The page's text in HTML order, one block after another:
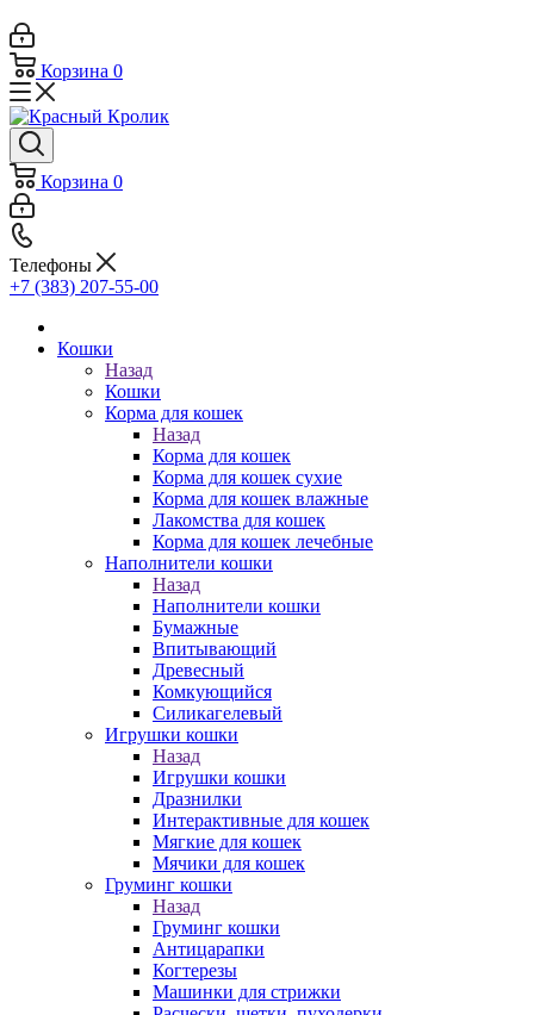
Корзина 0
Корзина 0
Телефоны
+7 (383) 207-55-00
Кошки
Назад
Кошки
Корма для кошек
Назад
Корма для кошек
Корма для кошек сухие
Корма для кошек влажные
Лакомства для кошек
Корма для кошек лечебные
Наполнители кошки
Назад
Наполнители кошки
Бумажные
Впитывающий
Древесный
Комкующийся
Силикагелевый
Игрушки кошки
Назад
Игрушки кошки
Дразнилки
Интерактивные для кошек
Мягкие для кошек
Мячики для кошек
Груминг кошки
Назад
Груминг кошки
Антицарапки
Когтерезы
Машинки для стрижки